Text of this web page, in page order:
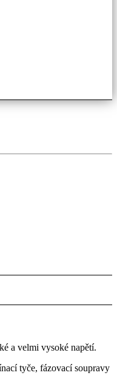
a velmi vysoké napětí.
tyče, fázovací soupravy